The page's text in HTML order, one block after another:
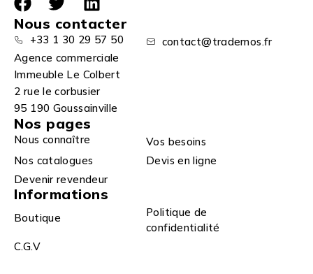
Nous contacter
+33 1 30 29 57 50
contact@trademos.fr
Agence commerciale
Immeuble Le Colbert
2 rue le corbusier
95 190 Goussainville
Nos pages
Nous connaître
Vos besoins
Nos catalogues
Devis en ligne
Devenir revendeur
Informations
Boutique
Politique de
confidentialité
C.G.V